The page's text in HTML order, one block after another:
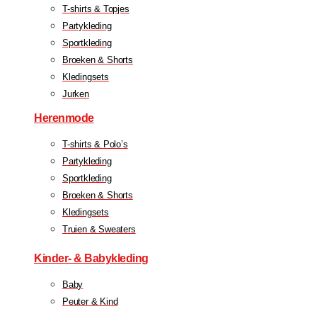
T-shirts & Topjes
Partykleding
Sportkleding
Broeken & Shorts
Kledingsets
Jurken
Herenmode
T-shirts & Polo’s
Partykleding
Sportkleding
Broeken & Shorts
Kledingsets
Truien & Sweaters
Kinder- & Babykleding
Baby
Peuter & Kind